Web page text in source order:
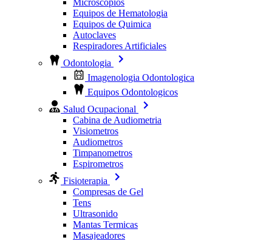
Microscopios
Equipos de Hematologia
Equipos de Quimica
Autoclaves
Respiradores Artificiales
Odontologia
Imagenologia Odontologica
Equipos Odontologicos
Salud Ocupacional
Cabina de Audiometria
Visiometros
Audiometros
Timpanometros
Espirometros
Fisioterapia
Compresas de Gel
Tens
Ultrasonido
Mantas Termicas
Masajeadores